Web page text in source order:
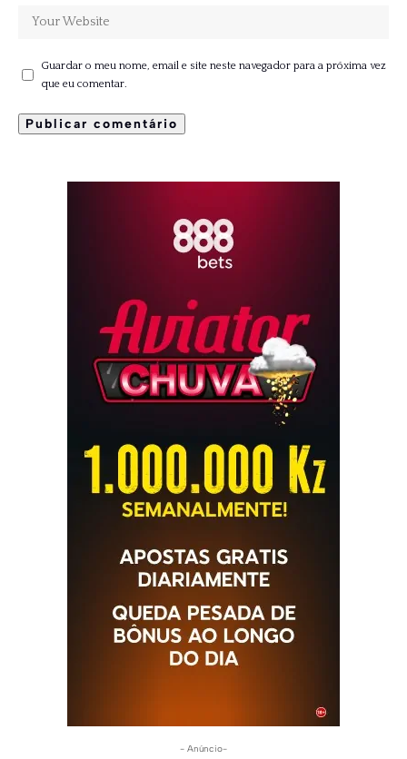
Guardar o meu nome, email e site neste navegador para a próxima vez
que eu comentar.
- Anúncio-